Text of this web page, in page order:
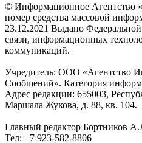
© Информационное Агентство
номер средства массовой
23.12.2021 Выдано
связи, информационных
коммуникаций.
Учредитель: ООО «Агентство
Сообщений». Категория
Адрес редакции: 655003,
Маршала Жукова, д. 88, кв. 104.
Главный редактор Бортников
Тел: +7 923-582-8806